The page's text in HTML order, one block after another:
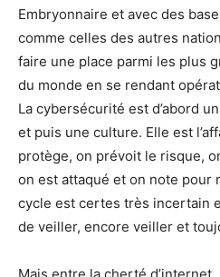
Embryonnaire et avec des
comme celles des autres
faire une place parmi les plus
du monde en se rendant
La cybersécurité est d’abord
et puis une culture. Elle est
protège, on prévoit le risque,
on est attaqué et on note pour
cycle est certes très incertain
de veiller, encore veiller et
Mais entre la cherté